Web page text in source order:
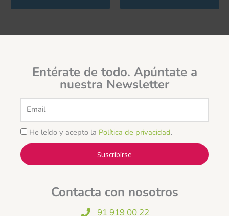
Entérate de todo. Apúntate a
nuestra Newsletter
He leído y acepto la Política de privacidad.
Suscribírse
Contacta con nosotros
91 919 00 22